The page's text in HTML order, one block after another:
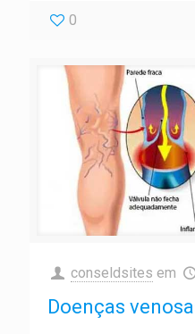
0
conseldsites em
Doenças